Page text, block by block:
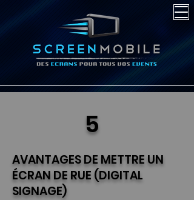
5
AVANTAGES DE METTRE UN
ÉCRAN DE RUE (DIGITAL
SIGNAGE)